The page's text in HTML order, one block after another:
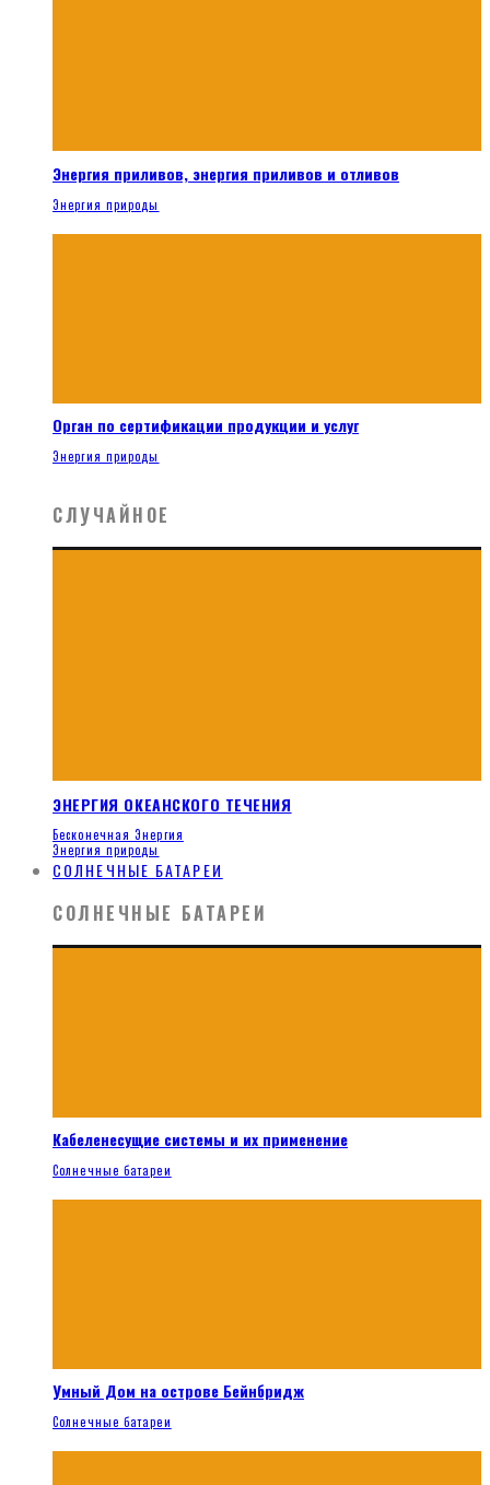
Энергия приливов, энергия приливов и отливов
Энергия природы
Орган по сертификации продукции и услуг
Энергия природы
СЛУЧАЙНОЕ
ЭНЕРГИЯ ОКЕАНСКОГО ТЕЧЕНИЯ
Бесконечная Энергия
Энергия природы
СОЛНЕЧНЫЕ БАТАРЕИ
СОЛНЕЧНЫЕ БАТАРЕИ
Кабеленесущие системы и их применение
Солнечные батареи
Умный Дом на острове Бейнбридж
Солнечные батареи